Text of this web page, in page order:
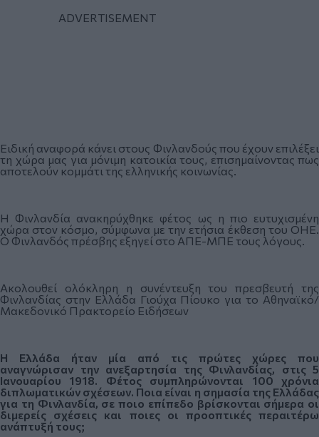
Ειδική αναφορά κάνει στους Φινλανδούς που έχουν επιλέξει
τη χώρα μας για μόνιμη κατοικία τους, επισημαίνοντας πως
αποτελούν κομμάτι της ελληνικής κοινωνίας.
Η Φινλανδία ανακηρύχθηκε φέτος ως η πιο ευτυχισμένη
χώρα στον κόσμο, σύμφωνα με την ετήσια έκθεση του ΟΗΕ.
Ο Φινλανδός πρέσβης εξηγεί στο ΑΠΕ-ΜΠΕ τους λόγους.
Ακολουθεί ολόκληρη η συνέντευξη του πρεσβευτή της
Φινλανδίας στην Ελλάδα Γιούχα Πίουκο για το Αθηναϊκό/
Μακεδονικό Πρακτορείο Ειδήσεων
Η Ελλάδα ήταν μία από τις πρώτες χώρες που
αναγνώρισαν την ανεξαρτησία της Φινλανδίας, στις 5
Ιανουαρίου 1918. Φέτος συμπληρώνονται 100 χρόνια
διπλωματικών σχέσεων. Ποια είναι η σημασία της Ελλάδας
για τη Φινλανδία, σε ποιο επίπεδο βρίσκονται σήμερα οι
διμερείς σχέσεις και ποιες οι προοπτικές περαιτέρω
ανάπτυξή τους;